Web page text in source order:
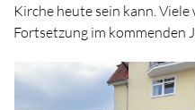
Kirche heute sein kann.
Fortsetzung im kommenden